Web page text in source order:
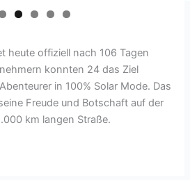
heute offiziell nach 106 Tagen
konnten 24 das Ziel
in 100% Solar Mode. Das
Freude und Botschaft auf der
km langen Straße.